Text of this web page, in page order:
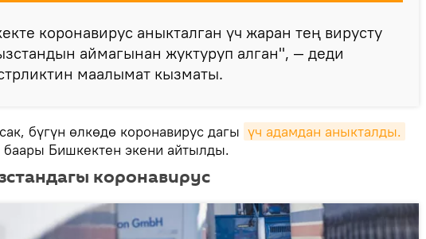
коронавирус аныкталган үч жаран тең вирусту
аймагынан жуктуруп алган", — деди
маалымат кызматы.
бүгүн өлкөдө коронавирус дагы үч адамдан аныкталды.
Бишкектен экени айтылды.
коронавирус